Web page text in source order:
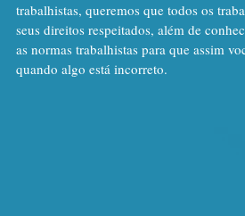
trabalhistas, queremos que todos os
seus direitos respeitados, além de
as normas trabalhistas para que assim
quando algo está incorreto.